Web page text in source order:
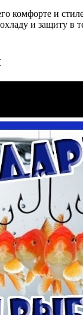
комфорте и
и защиту в